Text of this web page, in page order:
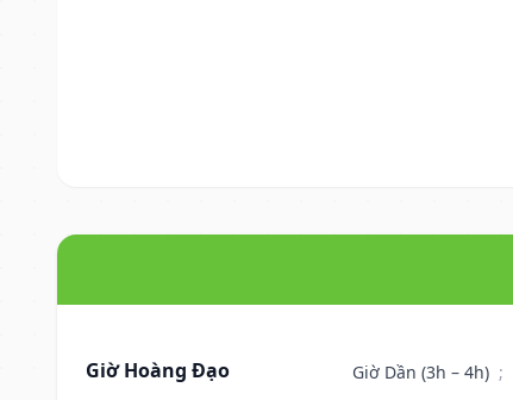
Giờ Hoàng Đạo Giờ Dần (3h – 4h) ;